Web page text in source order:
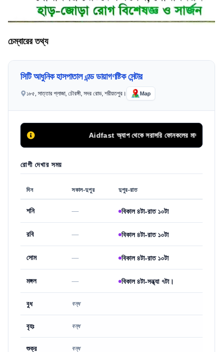
চেম্বারের তথ্য
সিটি আধুনিক হাসপাতাল এন্ড ডায়াগণষ্টিক সেন্টার
১৮৫, সাত্তার প্লাজা, চৌরঙ্গী, সদর রোড, শরীয়তপুর। Map
Aidfast অ্যাপ থেকে সরাসরি ফোনকলের মাধ্যমে অথবা
রোগী দেখার সময়
দিন সকাল-দুপুর দুপুর-রাত
শনি — বিকাল ৪টা-রাত ১০টা
রবি — বিকাল ৪টা-রাত ১০টা
সোম — বিকাল ৪টা-রাত ১০টা
মঙ্গল — বিকাল ৪টা-সন্ধ্যা ৭টা।
বুধ বন্ধ
বৃহঃ বন্ধ
শুক্র বন্ধ